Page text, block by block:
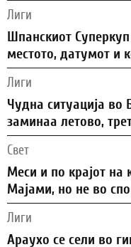
Лиги
Шпанскиот
местото, датумот и
Лиги
Чудна ситуација во
заминаа летово,
Свет
Меси и по крајот на
Мајами, но не во
Лиги
Араухо се сели во